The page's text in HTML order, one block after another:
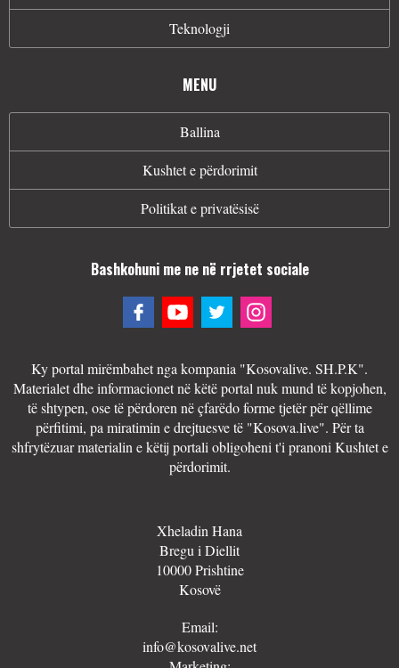
Teknologji
MENU
Ballina
Kushtet e përdorimit
Politikat e privatësisë
Bashkohuni me ne në rrjetet sociale
Ky portal mirëmbahet nga kompania "Kosovalive. SH.P.K".
Materialet dhe informacionet në këtë portal nuk mund të kopjohen,
të shtypen, ose të përdoren në çfarëdo forme tjetër për qëllime
përfitimi, pa miratimin e drejtuesve të "Kosova.live". Për ta
shfrytëzuar materialin e këtij portali obligoheni t'i pranoni Kushtet e
përdorimit.
Xheladin Hana
Bregu i Diellit
10000 Prishtine
Kosovë
Email:
info@kosovalive.net